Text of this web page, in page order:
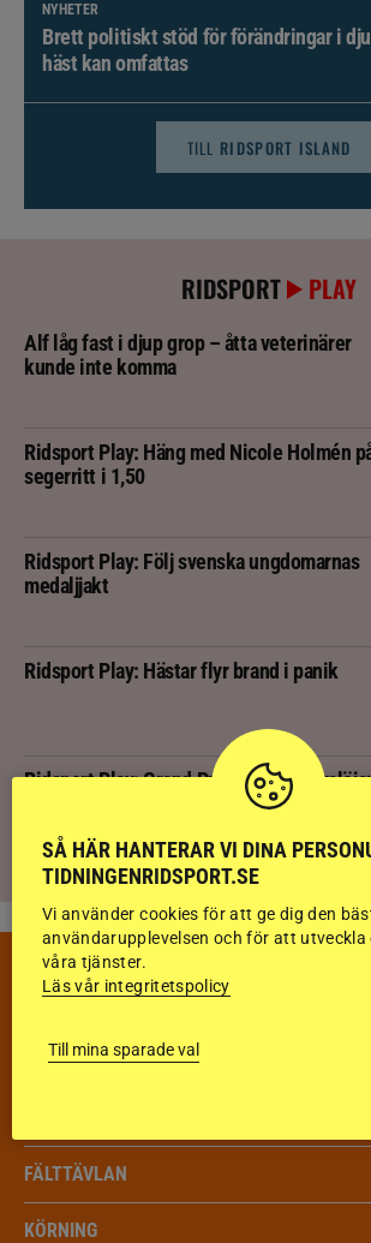
NYHETER
Brett politiskt stöd för förändringar i
häst kan omfattas
TILL RIDSPORT ISLAND
RIDSPORT PLAY
Alf låg fast i djup grop – åtta veterinärer
kunde inte komma
Ridsport Play: Häng med Nicole Holmén
segerritt i 1,50
Ridsport Play: Följ svenska ungdomarnas
medaljjakt
Ridsport Play: Hästar flyr brand i panik
Ridsport Play: Grand Prix-tränaren
sina knep – så blir hästen trygg överallt
VECKANS TÄVLINGAR &
HOPPNING
FÄLTTÄVLAN
KÖRNING
SÅ HÄR HANTERAR VI DINA
TIDNINGENRIDSPORT.SE
Vi använder cookies för att ge dig den
användarupplevelsen och för att
våra tjänster.
Läs vår integritetspolicy
Till mina sparade val